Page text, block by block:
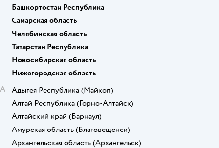
Башкортостан Республика
Самарская область
Челябинская область
Татарстан Республика
Новосибирская область
Нижегородская область
А
Адыгея Республика (Майкоп)
Алтай Республика (Горно-Алтайск)
Алтайский край (Барнаул)
Амурская область (Благовещенск)
Архангельская область (Архангельск)